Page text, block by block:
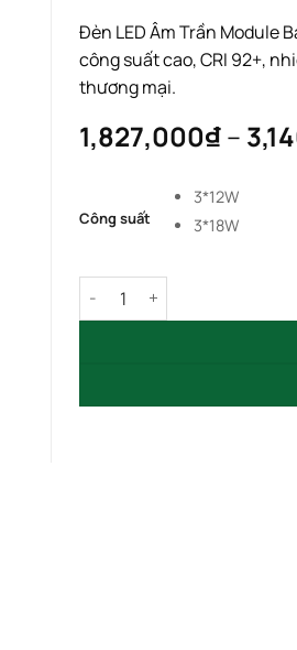
Đèn LED Âm Trần Module
công suất cao, CRI 92+,
thương mại.
1,827,000₫–
Công suất
3*12W
3*18W
Đèn LED Âm Trần Module Ba